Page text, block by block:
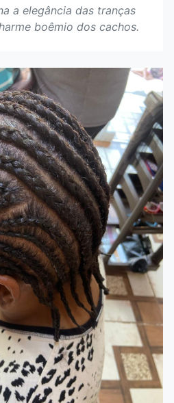
a elegância das tranças
boêmio dos cachos.